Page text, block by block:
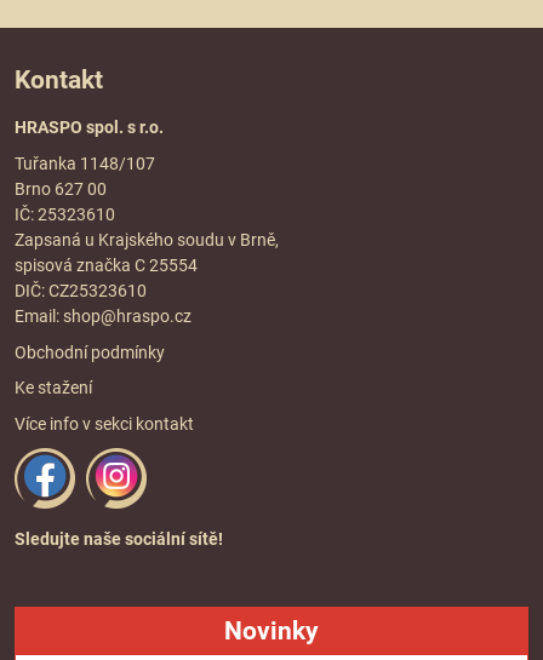
Kontakt
HRASPO spol. s r.o.
Tuřanka 1148/107
Brno 627 00
IČ: 25323610
Zapsaná u Krajského soudu v Brně,
spisová značka C 25554
DIČ: CZ25323610
Email: shop@hraspo.cz
Obchodní podmínky
Ke stažení
Více info v sekci kontakt
Sledujte naše sociální sítě!
Novinky